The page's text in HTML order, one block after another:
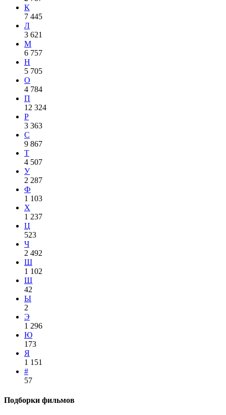
К
7 445
Л
3 621
М
6 757
Н
5 705
О
4 784
П
12 324
Р
3 363
С
9 867
Т
4 507
У
2 287
Ф
1 103
Х
1 237
Ц
523
Ч
2 492
Ш
1 102
Щ
42
Ы
2
Э
1 296
Ю
173
Я
1 151
#
57
Подборки фильмов